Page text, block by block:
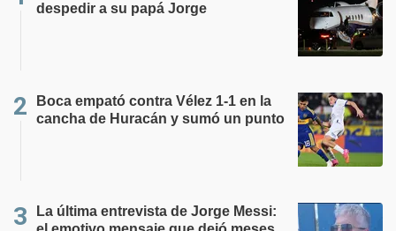
despedir a su papá Jorge
Boca empató contra Vélez 1-1 en la
cancha de Huracán y sumó un punto
La última entrevista de Jorge Messi: